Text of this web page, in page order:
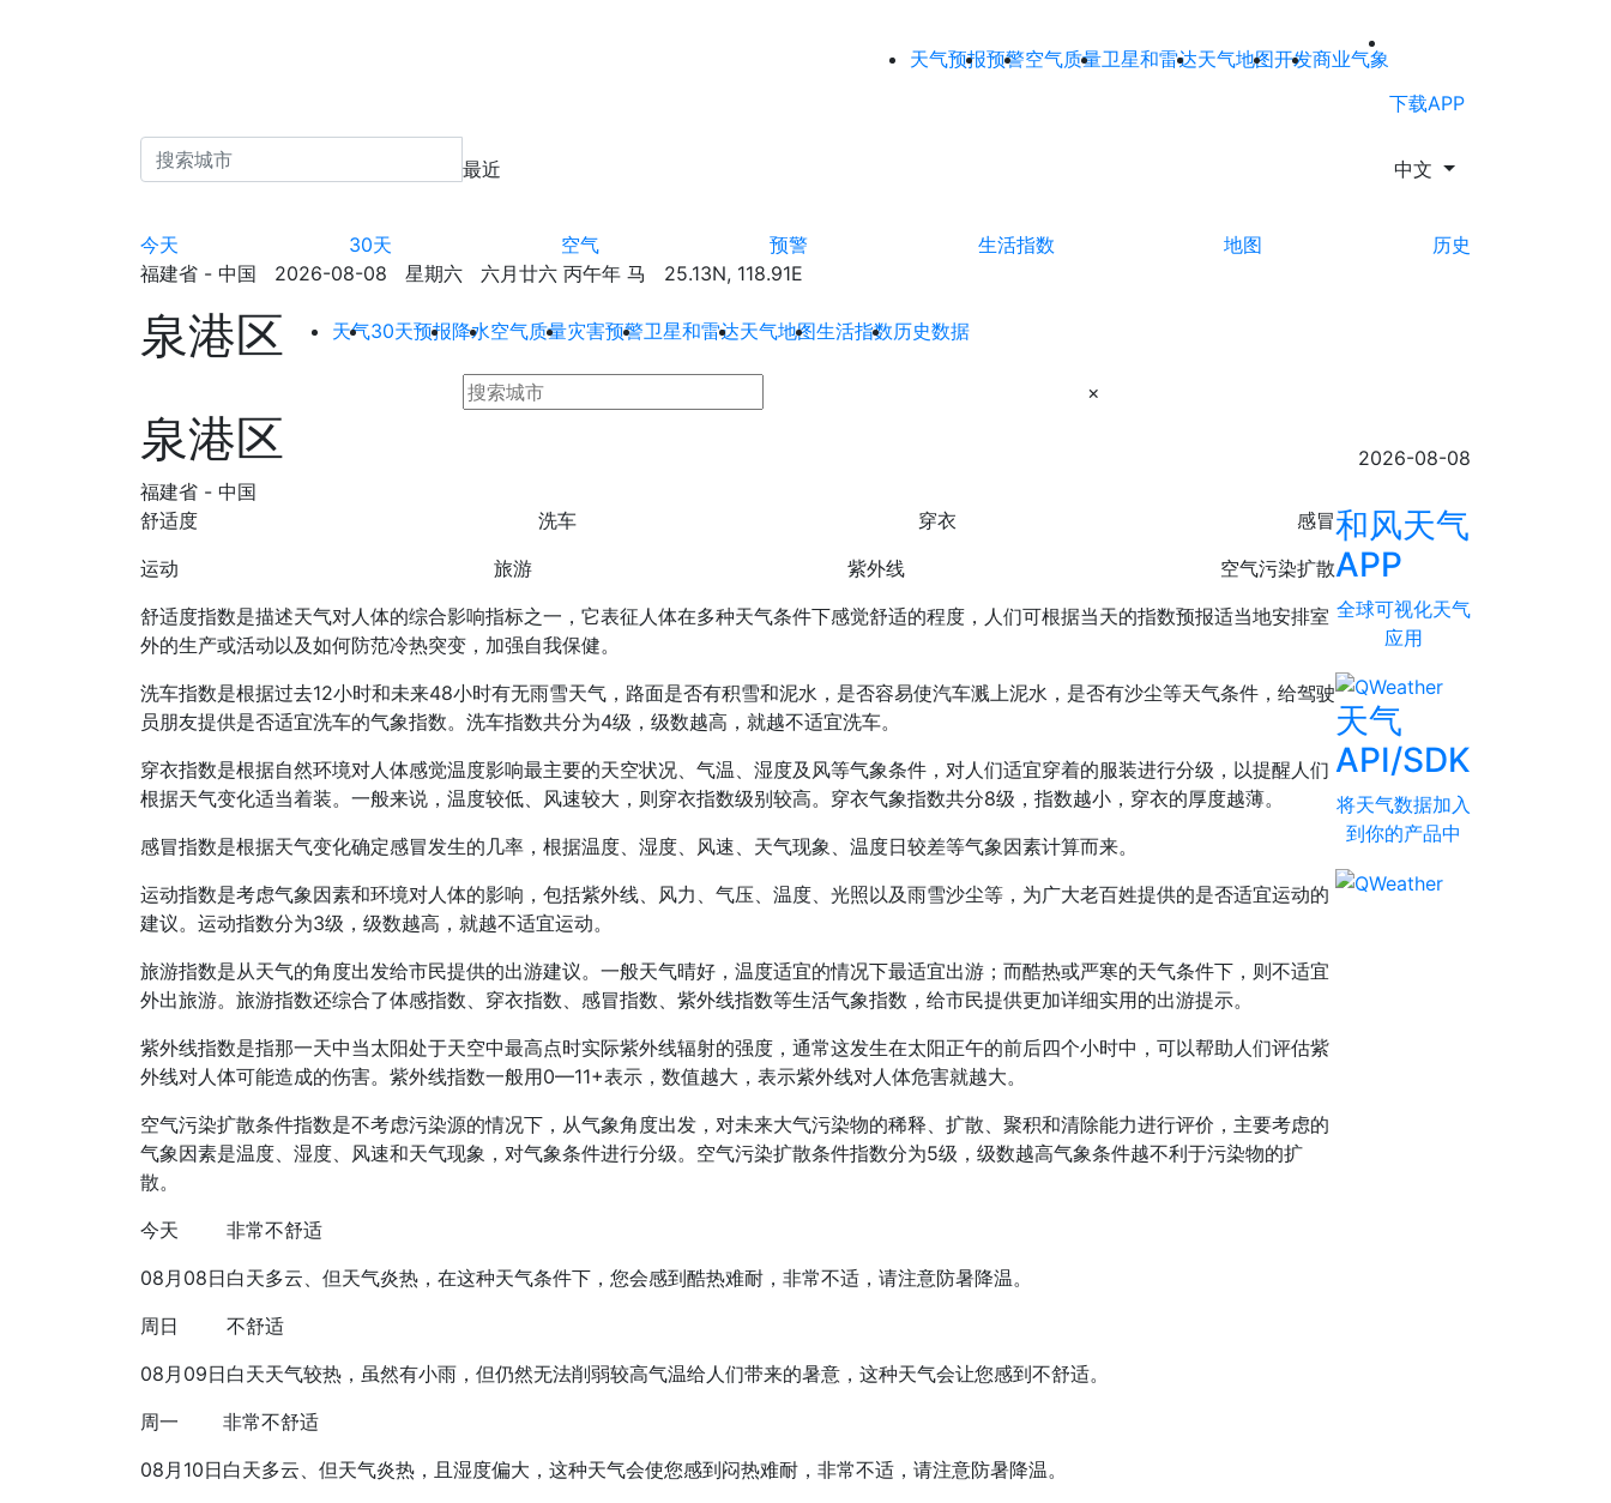
天气预报预警空气质量卫星和雷达天气地图开发商业气象
下载APP
最近 中文
今天 30天 空气 预警 生活指数 地图
历史
福建省 - 中国 2026-08-08 星期六 六月廿六 丙午年 马 25.13N, 118.91E
泉港区 天气30天预报降水空气质量灾害预警卫星和雷达天气地图生活指数历史数据
×
泉港区
福建省 - 中国
2026-08-08
舒适度 洗车 穿衣
感冒
运动
旅游 紫外线
空气污染扩散
舒适度指数是描述天气对人体的综合影响指标之一，它表征人体在多种天气条件下感觉舒适的程度，人们可根据当天的指数预报适当地安排室
外的生产或活动以及如何防范冷热突变，加强自我保健。
洗车指数是根据过去12小时和未来48小时有无雨雪天气，路面是否有积雪和泥水，是否容易使汽车溅上泥水，是否有沙尘等天气条件，给驾驶
员朋友提供是否适宜洗车的气象指数。洗车指数共分为4级，级数越高，就越不适宜洗车。
穿衣指数是根据自然环境对人体感觉温度影响最主要的天空状况、气温、湿度及风等气象条件，对人们适宜穿着的服装进行分级，以提醒人们
根据天气变化适当着装。一般来说，温度较低、风速较大，则穿衣指数级别较高。穿衣气象指数共分8级，指数越小，穿衣的厚度越薄。
感冒指数是根据天气变化确定感冒发生的几率，根据温度、湿度、风速、天气现象、温度日较差等气象因素计算而来。
运动指数是考虑气象因素和环境对人体的影响，包括紫外线、风力、气压、温度、光照以及雨雪沙尘等，为广大老百姓提供的是否适宜运动的
建议。运动指数分为3级，级数越高，就越不适宜运动。
旅游指数是从天气的角度出发给市民提供的出游建议。一般天气晴好，温度适宜的情况下最适宜出游；而酷热或严寒的天气条件下，则不适宜
外出旅游。旅游指数还综合了体感指数、穿衣指数、感冒指数、紫外线指数等生活气象指数，给市民提供更加详细实用的出游提示。
紫外线指数是指那一天中当太阳处于天空中最高点时实际紫外线辐射的强度，通常这发生在太阳正午的前后四个小时中，可以帮助人们评估紫
外线对人体可能造成的伤害。紫外线指数一般用0—11+表示，数值越大，表示紫外线对人体危害就越大。
空气污染扩散条件指数是不考虑污染源的情况下，从气象角度出发，对未来大气污染物的稀释、扩散、聚积和清除能力进行评价，主要考虑的
气象因素是温度、湿度、风速和天气现象，对气象条件进行分级。空气污染扩散条件指数分为5级，级数越高气象条件越不利于污染物的扩
散。
今天
08月08日
非常不舒适
白天多云、但天气炎热，在这种天气条件下，您会感到酷热难耐，非常不适，请注意防暑降温。
周日
08月09日
不舒适
白天天气较热，虽然有小雨，但仍然无法削弱较高气温给人们带来的暑意，这种天气会让您感到不舒适。
周一
08月10日
非常不舒适
白天多云、但天气炎热，且湿度偏大，这种天气会使您感到闷热难耐，非常不适，请注意防暑降温。
和风天气
APP
全球可视化天气
应用
天气
API/SDK
将天气数据加入
到你的产品中